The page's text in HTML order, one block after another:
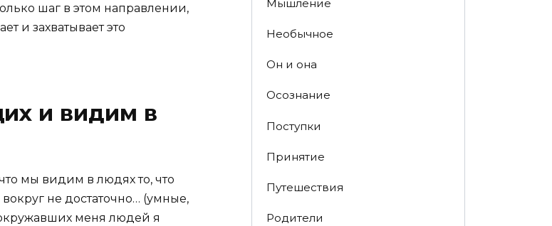
шаг в этом направлении,
и захватывает это
и видим в
мы видим в людях то, что
вокруг не достаточно… (умные,
меня людей я
Мышление
Необычное
Он и она
Осознание
Поступки
Принятие
Путешествия
Родители